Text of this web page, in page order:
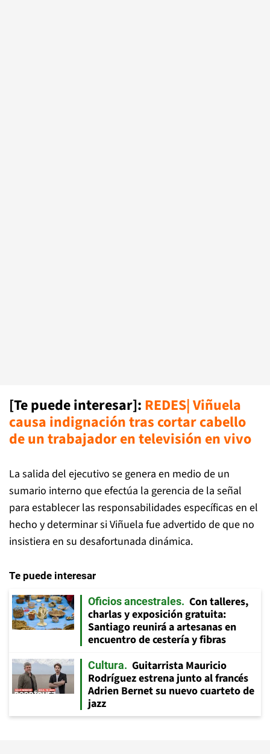
[Te puede interesar]: REDES| Viñuela
causa indignación tras cortar cabello
de un trabajador en televisión en vivo
La salida del ejecutivo se genera en medio de un
sumario interno que efectúa la gerencia de la señal
para establecer las responsabilidades específicas en el
hecho y determinar si Viñuela fue advertido de que no
insistiera en su desafortunada dinámica.
Te puede interesar
Oficios ancestrales
Con talleres,
charlas y exposición gratuita:
Santiago reunirá a artesanas en
encuentro de cestería y fibras
Cultura
Guitarrista Mauricio
Rodríguez estrena junto al francés
Adrien Bernet su nuevo cuarteto de
jazz